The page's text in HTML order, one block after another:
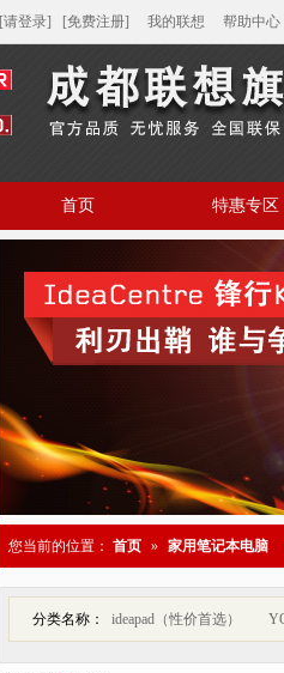
[请登录] [免费注册] 我的联想 帮助中心
首页 特惠专区
您当前的位置： 首页 » 家用笔记本电脑
分类名称： ideapad（性价首选）